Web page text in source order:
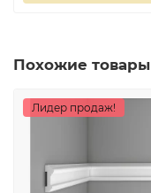
Похожие товары
Лидер продаж!